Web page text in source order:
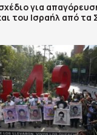
για
του Ισραήλ από τα